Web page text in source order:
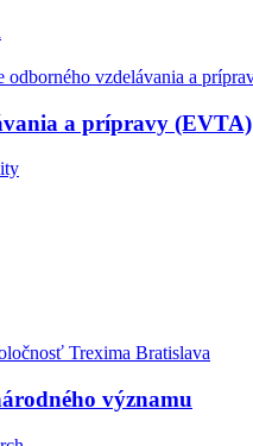
a prípravy (EVTA)
významu